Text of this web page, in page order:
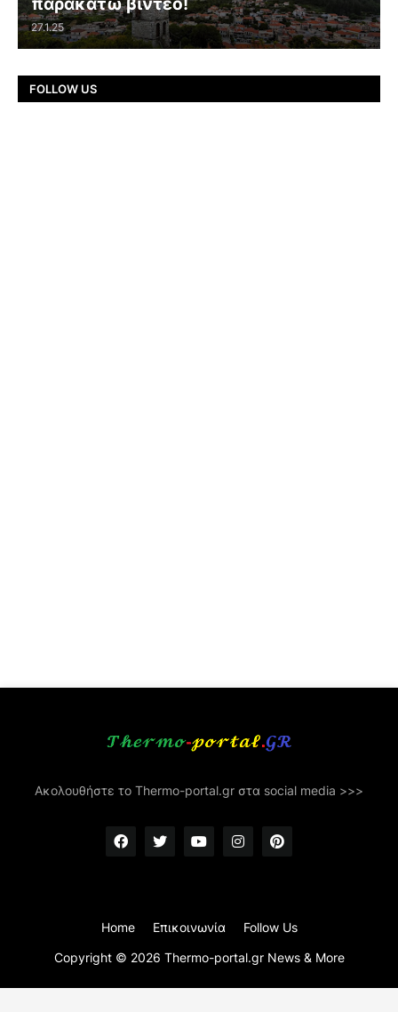
παρακάτω βίντεο!
27.1.25
FOLLOW US
Ακολουθήστε το Thermo-portal.gr στα social media >>>
Copyright © 2026 Thermo-portal.gr News & More
Home Επικοινωνία Follow Us